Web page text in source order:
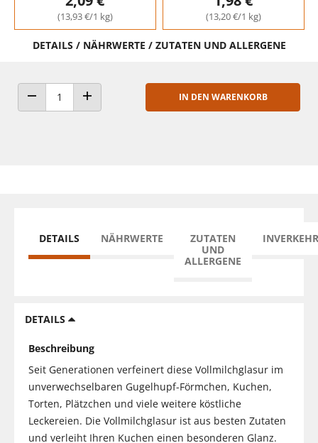
(13,93 €/1 kg) (13,20 €/1 kg)
DETAILS / NÄHRWERTE / ZUTATEN UND ALLERGENE
ANZAHL VERRINGERNANZAHL ERHÖHEN
IN DEN WARENKORB
DETAILS NÄHRWERTE
ZUTATEN
UND
ALLERGENE
DETAILS
Beschreibung
Seit Generationen verfeinert diese Vollmilchglasur im
unverwechselbaren Gugelhupf-Förmchen, Kuchen,
Torten, Plätzchen und viele weitere köstliche
Leckereien. Die Vollmilchglasur ist aus besten Zutaten
und verleiht Ihren Kuchen einen besonderen Glanz.